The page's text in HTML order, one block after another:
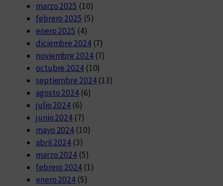
marzo 2025 (10)
febrero 2025 (5)
enero 2025 (4)
diciembre 2024(7)
noviembre 2024(7)
octubre 2024(10)
septiembre 2024(13)
agosto 2024(6)
julio 2024 (6)
junio 2024 (7)
mayo 2024 (10)
abril 2024 (3)
marzo 2024 (5)
febrero 2024(1)
enero 2024 (5)